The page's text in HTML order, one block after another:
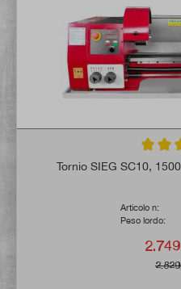
Tornio SIEG SC10,
Articolo n:
Peso lordo: